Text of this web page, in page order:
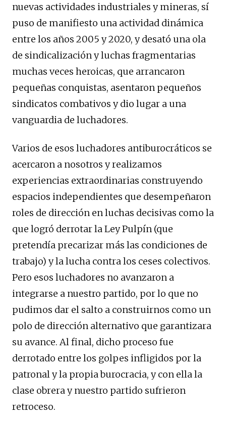
nuevas actividades industriales y mineras, sí
puso de manifiesto una actividad dinámica
entre los años 2005 y 2020, y desató una ola
de sindicalización y luchas fragmentarias
muchas veces heroicas, que arrancaron
pequeñas conquistas, asentaron pequeños
sindicatos combativos y dio lugar a una
vanguardia de luchadores.
Varios de esos luchadores antiburocráticos se
acercaron a nosotros y realizamos
experiencias extraordinarias construyendo
espacios independientes que desempeñaron
roles de dirección en luchas decisivas como la
que logró derrotar la Ley Pulpín (que
pretendía precarizar más las condiciones de
trabajo) y la lucha contra los ceses colectivos.
Pero esos luchadores no avanzaron a
integrarse a nuestro partido, por lo que no
pudimos dar el salto a construirnos como un
polo de dirección alternativo que garantizara
su avance. Al final, dicho proceso fue
derrotado entre los golpes infligidos por la
patronal y la propia burocracia, y con ella la
clase obrera y nuestro partido sufrieron
retroceso.